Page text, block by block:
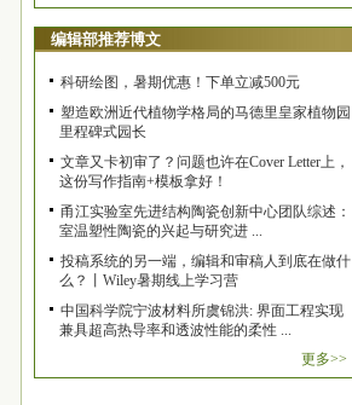
编辑部推荐博文
科研绘图，暑期优惠！下单立减500元
塑造欧洲近代植物学格局的马德里皇家植物园
里程碑式园长
文章又卡初审了？问题也许在Cover Letter上，
这份写作指南+模板拿好！
甬江实验室先进结构陶瓷创新中心团队综述：
室温塑性陶瓷的兴起与研究进 ...
投稿系统的另一端，编辑和审稿人到底在做什
么？丨Wiley暑期线上学习营
中国科学院宁波材料所虞锦洪: 界面工程实现
兼具超高热导率和透波性能的柔性 ...
更多>>